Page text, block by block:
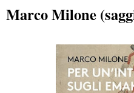
Marco Milone